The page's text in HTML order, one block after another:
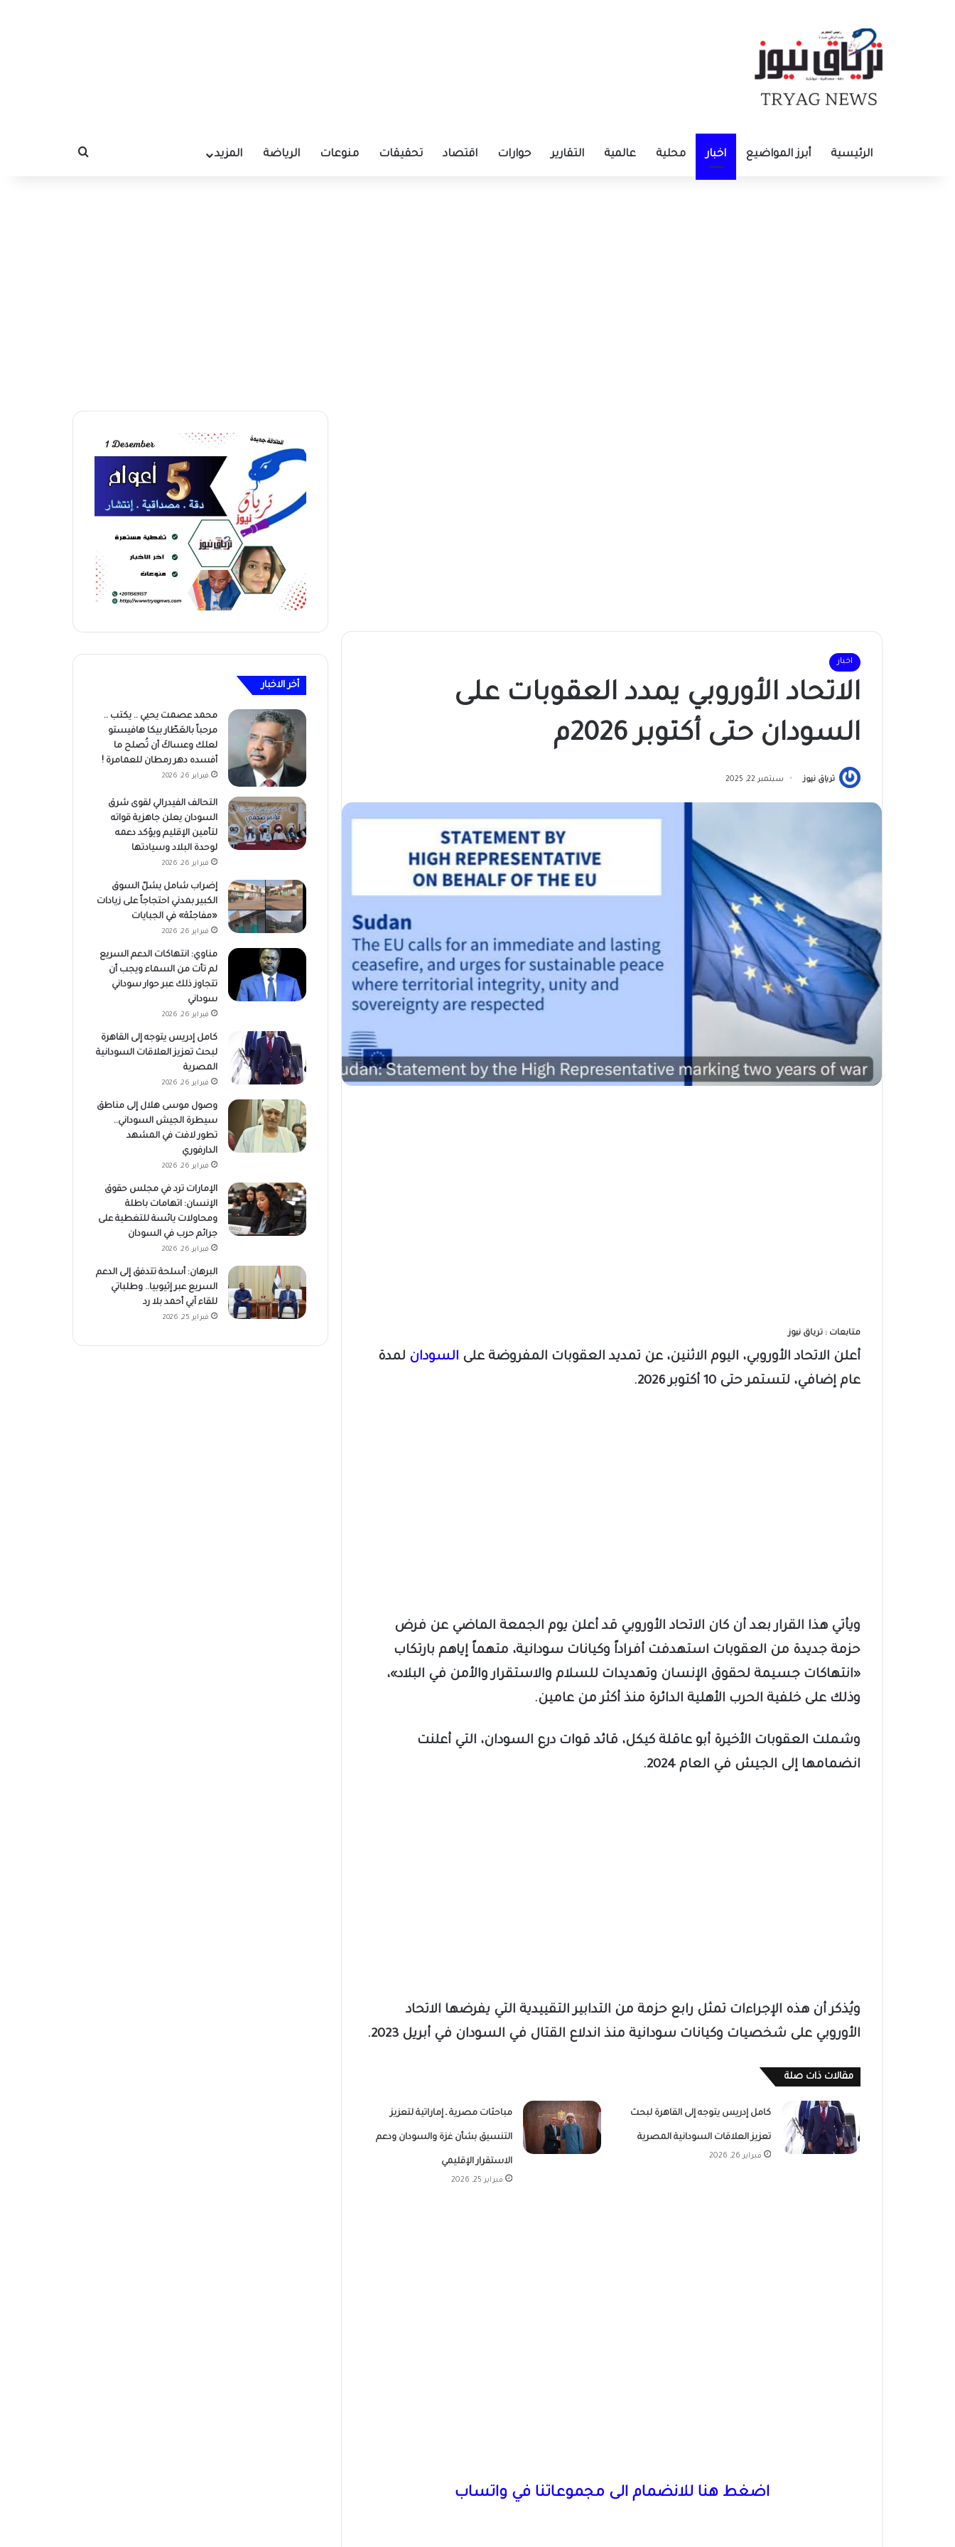
الرئيسية أبرز المواضيع اخبار محلية عالمية التقارير حوارات اقتصاد تحقيقات منوعات الرياضة المزيد بحث عن
اخبار
الاتحاد الأوروبي يمدد العقوبات على
السودان حتى أكتوبر 2026م
ترياق نيوز سبتمبر 22, 2025
متابعات : ترياق نيوز
أعلن الاتحاد الأوروبي، اليوم الاثنين، عن تمديد العقوبات المفروضة على السودان لمدة
عام إضافي، لتستمر حتى 10 أكتوبر 2026.
ويأتي هذا القرار بعد أن كان الاتحاد الأوروبي قد أعلن يوم الجمعة الماضي عن فرض
حزمة جديدة من العقوبات استهدفت أفراداً وكيانات سودانية، متهماً إياهم بارتكاب
«انتهاكات جسيمة لحقوق الإنسان وتهديدات للسلام والاستقرار والأمن في البلاد»،
وذلك على خلفية الحرب الأهلية الدائرة منذ أكثر من عامين.
وشملت العقوبات الأخيرة أبو عاقلة كيكل، قائد قوات درع السودان، التي أعلنت
انضمامها إلى الجيش في العام 2024.
ويُذكر أن هذه الإجراءات تمثل رابع حزمة من التدابير التقييدية التي يفرضها الاتحاد
الأوروبي على شخصيات وكيانات سودانية منذ اندلاع القتال في السودان في أبريل 2023.
مقالات ذات صلة
كامل إدريس يتوجه إلى القاهرة لبحث
تعزيز العلاقات السودانية المصرية
فبراير 26, 2026
مباحثات مصرية ـ إماراتية لتعزيز
التنسيق بشأن غزة والسودان ودعم
الاستقرار الإقليمي
فبراير 25, 2026
اضغط هنا للانضمام الى مجموعاتنا في واتساب
أخر الاخبار
محمد عصمت يحيي .. يكتب ..
مرحباً بالعَطّار بيكا هافيستو
لعلك وعساكَ أن تُصلح ما
أفسده دهر رمطان للعمامرة !
فبراير 26, 2026
التحالف الفيدرالي لقوى شرق
السودان يعلن جاهزية قواته
لتأمين الإقليم ويؤكد دعمه
لوحدة البلاد وسيادتها
فبراير 26, 2026
إضراب شامل يشلّ السوق
الكبير بمدني احتجاجاً على زيادات
«مفاجئة» في الجبايات
فبراير 26, 2026
مناوي: انتهاكات الدعم السريع
لم تأت من السماء ويجب أن
تتجاوز ذلك عبر حوار سوداني
سوداني
فبراير 26, 2026
كامل إدريس يتوجه إلى القاهرة
لبحث تعزيز العلاقات السودانية
المصرية
فبراير 26, 2026
وصول موسى هلال إلى مناطق
سيطرة الجيش السوداني..
تطور لافت في المشهد
الدارفوري
فبراير 26, 2026
الإمارات ترد في مجلس حقوق
الإنسان: اتهامات باطلة
ومحاولات يائسة للتغطية على
جرائم حرب في السودان
فبراير 26, 2026
البرهان: أسلحة تتدفق إلى الدعم
السريع عبر إثيوبيا.. وطلباتي
للقاء آبي أحمد بلا رد
فبراير 25, 2026